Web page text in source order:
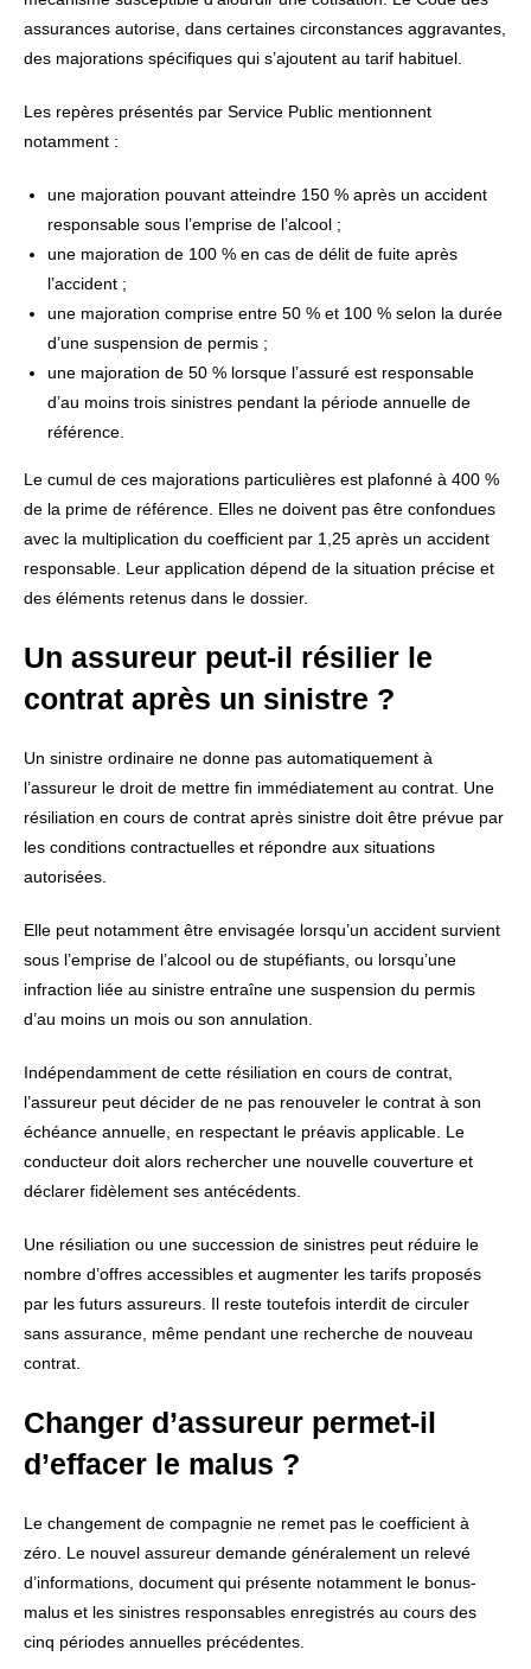
assurances autorise, dans certaines circonstances aggravantes,
des majorations spécifiques qui s’ajoutent au tarif habituel.
Les repères présentés par Service Public mentionnent
notamment :
une majoration pouvant atteindre 150 % après un accident
responsable sous l’emprise de l’alcool ;
une majoration de 100 % en cas de délit de fuite après
l’accident ;
une majoration comprise entre 50 % et 100 % selon la durée
d’une suspension de permis ;
une majoration de 50 % lorsque l’assuré est responsable
d’au moins trois sinistres pendant la période annuelle de
référence.
Le cumul de ces majorations particulières est plafonné à 400 %
de la prime de référence. Elles ne doivent pas être confondues
avec la multiplication du coefficient par 1,25 après un accident
responsable. Leur application dépend de la situation précise et
des éléments retenus dans le dossier.
Un assureur peut-il résilier le
contrat après un sinistre ?
Un sinistre ordinaire ne donne pas automatiquement à
l’assureur le droit de mettre fin immédiatement au contrat. Une
résiliation en cours de contrat après sinistre doit être prévue par
les conditions contractuelles et répondre aux situations
autorisées.
Elle peut notamment être envisagée lorsqu’un accident survient
sous l’emprise de l’alcool ou de stupéfiants, ou lorsqu’une
infraction liée au sinistre entraîne une suspension du permis
d’au moins un mois ou son annulation.
Indépendamment de cette résiliation en cours de contrat,
l’assureur peut décider de ne pas renouveler le contrat à son
échéance annuelle, en respectant le préavis applicable. Le
conducteur doit alors rechercher une nouvelle couverture et
déclarer fidèlement ses antécédents.
Une résiliation ou une succession de sinistres peut réduire le
nombre d’offres accessibles et augmenter les tarifs proposés
par les futurs assureurs. Il reste toutefois interdit de circuler
sans assurance, même pendant une recherche de nouveau
contrat.
Changer d’assureur permet-il
d’effacer le malus ?
Le changement de compagnie ne remet pas le coefficient à
zéro. Le nouvel assureur demande généralement un relevé
d’informations, document qui présente notamment le bonus-
malus et les sinistres responsables enregistrés au cours des
cinq périodes annuelles précédentes.